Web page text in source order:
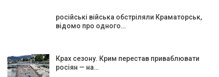
російські війська обстріляли Краматорськ,
відомо про одного…
Крах сезону. Крим перестав приваблювати
росіян — на…